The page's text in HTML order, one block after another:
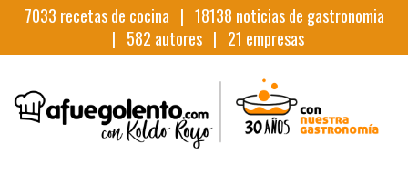
7033 recetas de cocina | 18138 noticias de gastronomia
| 582 autores | 21 empresas